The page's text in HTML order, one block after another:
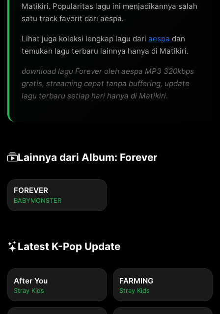
Matikiri. Popularitas lagu ini menjadikannya salah
satu track favorit dari aespa.
Lihat juga koleksi lengkap lagu dari aespa dan
temukan lagu terbaru lainnya hanya di Matikiri.
download lagu Forever oleh aespa MP3 320kbps
gratis, streaming cepat tanpa buffering, update
lagu terbaru setiap hari hanya di Matikiri.
Lainnya dari Album: Forever
FOREVER
BABYMONSTER
Latest K-Pop Update
After You
Stray Kids
FARMING
Stray Kids